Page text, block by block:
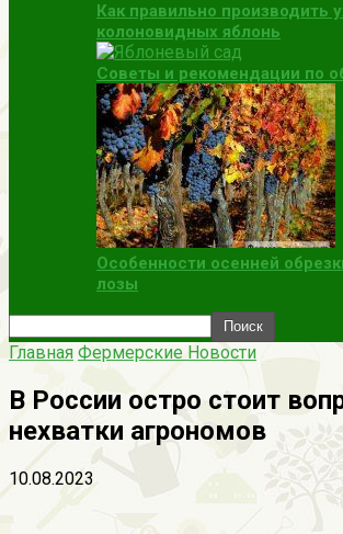
Как правильно производить
колоновидных яблонь
Советы и рекомендации по
Особенности осенней
лозы
Главная Фермерские Новости
В России остро стоит
нехватки агрономов
10.08.2023